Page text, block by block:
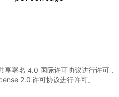
享署名 4.0 国际许可协议进行许可，
2.0 许可协议进行许可。